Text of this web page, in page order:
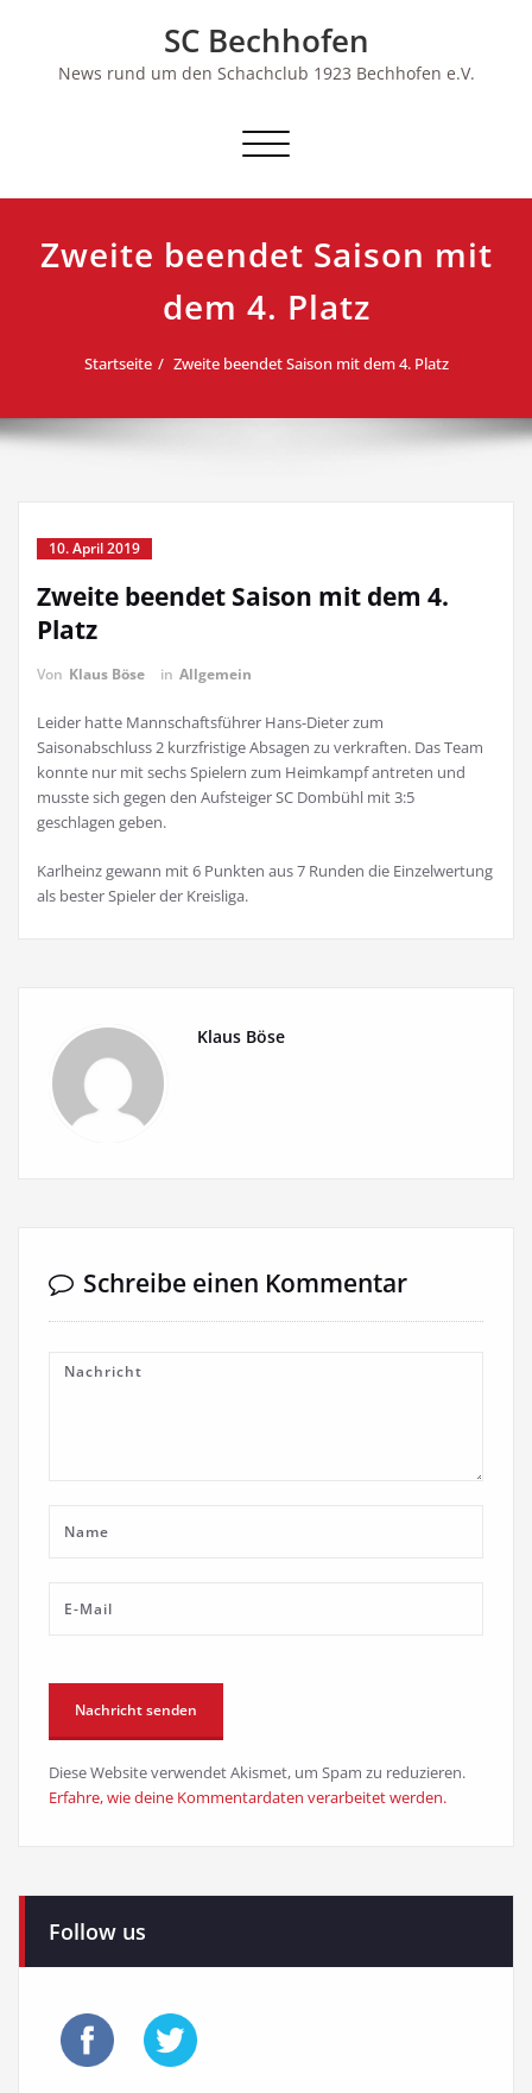
SC Bechhofen
News rund um den Schachclub 1923 Bechhofen e.V.
Schalte
Zweite beendet Saison mit
dem 4. Platz
Startseite Zweite beendet Saison mit dem 4. Platz
10. April 2019
Zweite beendet Saison mit dem 4.
Platz
Von Klaus Böse in Allgemein
Leider hatte Mannschaftsführer Hans-Dieter zum
Saisonabschluss 2 kurzfristige Absagen zu verkraften. Das Team
konnte nur mit sechs Spielern zum Heimkampf antreten und
musste sich gegen den Aufsteiger SC Dombühl mit 3:5
geschlagen geben.
Karlheinz gewann mit 6 Punkten aus 7 Runden die Einzelwertung
als bester Spieler der Kreisliga.
Klaus Böse
Schreibe einen Kommentar
Diese Website verwendet Akismet, um Spam zu reduzieren.
Erfahre, wie deine Kommentardaten verarbeitet werden.
Follow us